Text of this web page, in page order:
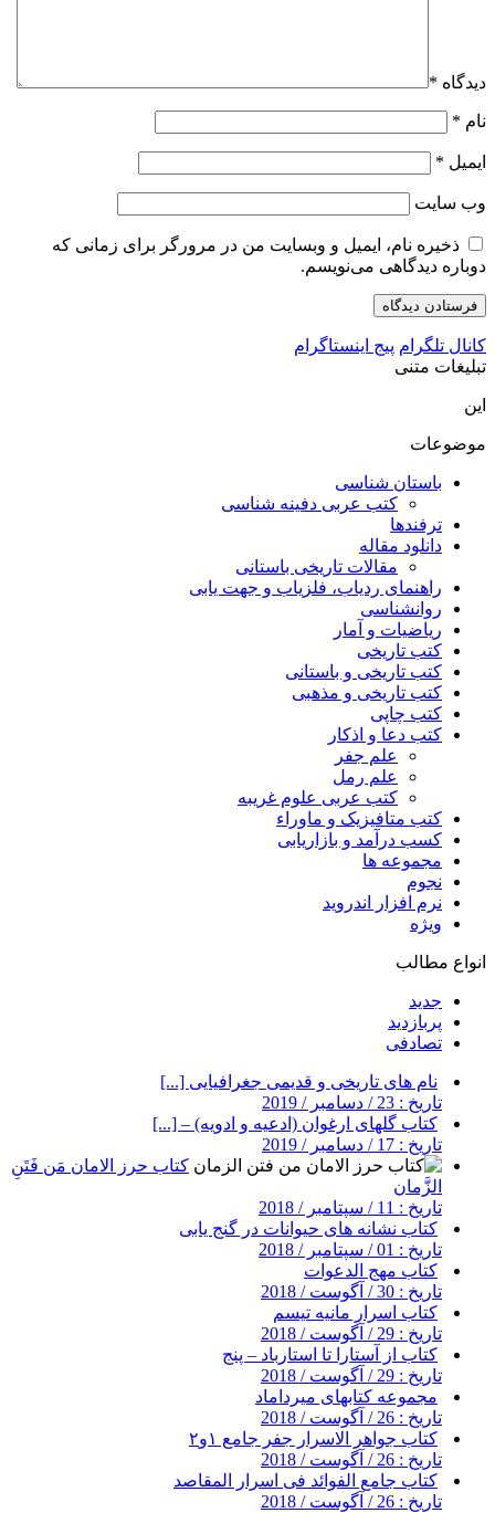
دیدگاه *
نام *
ایمیل *
وب‌ سایت
ذخیره نام، ایمیل و وبسایت من در مرورگر برای زمانی که
دوباره دیدگاهی می‌نویسم.
کانال تلگرام پیج اینستاگرام
تبلیغات متنی
این
موضوعات
باستان شناسی
کتب عربی دفینه شناسی
ترفندها
دانلود مقاله
مقالات تاریخی باستانی
راهنمای ردیاب، فلزیاب و جهت یابی
روانشناسی
ریاضیات و آمار
کتب تاریخی
کتب تاریخی و باستانی
کتب تاریخی و مذهبی
کتب چاپی
کتب دعا و اذکار
علم جفر
علم رمل
کتب عربی علوم غریبه
کتب متافیزیک و ماوراء
کسب درآمد و بازاریابی
مجموعه ها
نجوم
نرم افزار اندروید
ویژه
انواع مطالب
جدید
پربازدید
تصادفی
نام های تاریخی و قدیمی جغرافیایی [...]
تاریخ : 23 / دسامبر / 2019
کتاب گلهای ارغوان (ادعیه و ادویه) – [...]
تاریخ : 17 / دسامبر / 2019
کتاب حرز الامان مَن فَتَنِ
الزَّمان
تاریخ : 11 / سپتامبر / 2018
کتاب نشانه های حیوانات در گنج یابی
تاریخ : 01 / سپتامبر / 2018
کتاب مهج الدعوات
تاریخ : 30 / آگوست / 2018
کتاب اسرار مانیه تیسم
تاریخ : 29 / آگوست / 2018
کتاب از آستارا تا استارباد – پنج
تاریخ : 29 / آگوست / 2018
مجموعه کتابهای میرداماد
تاریخ : 26 / آگوست / 2018
کتاب جواهر الاسرار جفر جامع ۱و۲
تاریخ : 26 / آگوست / 2018
کتاب جامع الفوائد فی اسرار المقاصد
تاریخ : 26 / آگوست / 2018